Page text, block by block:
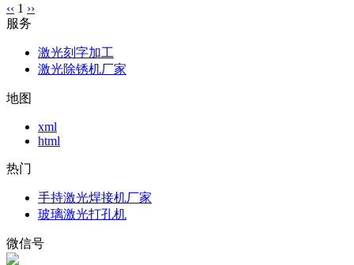
‹‹ 1 ››
服务
激光刻字加工
激光除锈机厂家
地图
xml
html
热门
手持激光焊接机厂家
玻璃激光打孔机
微信号